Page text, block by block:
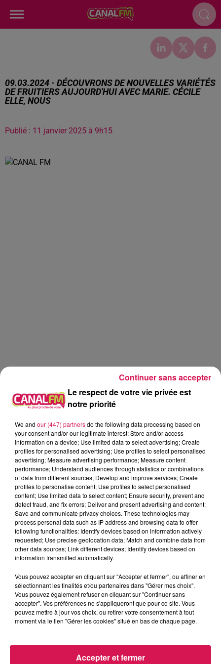
09.03.2024 - DÉCOUVRONS DE NOUVELLES VARIÉTÉS
DE FRUITIERS AUJOURD'HUI AVEC MARIE. CÉCILE
ELLE, NOUS
Publié : 11 janvier 2025 à 9h15
Eva
Graines d'idées
0:00 7 min 21 sec
11 janvier 2025 - 7 min 21 sec
09.03.2024 - DÉCOUVRONS DE NOUVELLES
VARIÉTÉS DE FRUITIERS AUJOURD'HUI AVEC
MARIE. CÉCILE ELLE, NOUS
Retrouvez ici le rendez-vous Jardin et potager de Canal fm
en partenariat avec l'association "Les Jardiniers de
Maubeuge et de la Vallée de la Sambre"
Le respect de votre vie privée est
notre priorité
We and our (447) partnersdo the following data processing based on
your consent and/or our legitimate interest: Store and/or access
information on a device; Use limited data to select advertising; Create
profiles for personalised advertising; Use profiles to select personalised
advertising; Measure advertising performance; Measure content
performance; Understand audiences through statistics or combinations
of data from different sources; Develop and improve services; Create
profiles to personalise content; Use profiles to select personalised
content; Use limited data to select content; Ensure security, prevent and
detect fraud, and fix errors; Deliver and present advertising and content;
Save and communicate privacy choices. These technologies may
process personal data such as IP address and browsing data to offer
following functionalities: Identify devices based on information actively
requested; Use precise geolocation data; Match and combine data from
other data sources; Link different devices; Identify devices based on
information transmitted automatically.
Vous pouvez accepter en cliquant sur "Accepter et fermer", ou affiner en
sélectionnant les finalités et/ou partenaires dans "Gérer mes choix".
Vous pouvez également refuser en cliquant sur "Continuer sans
accepter". Vos préférences ne s'appliqueront que pour ce site. Vous
pouvez mettre à jour vos choix, ou retirer votre consentement à tout
moment via le lien "Gérer les cookies" situé en bas de chaque page.
Accepter et fermer
Continuer sans accepter